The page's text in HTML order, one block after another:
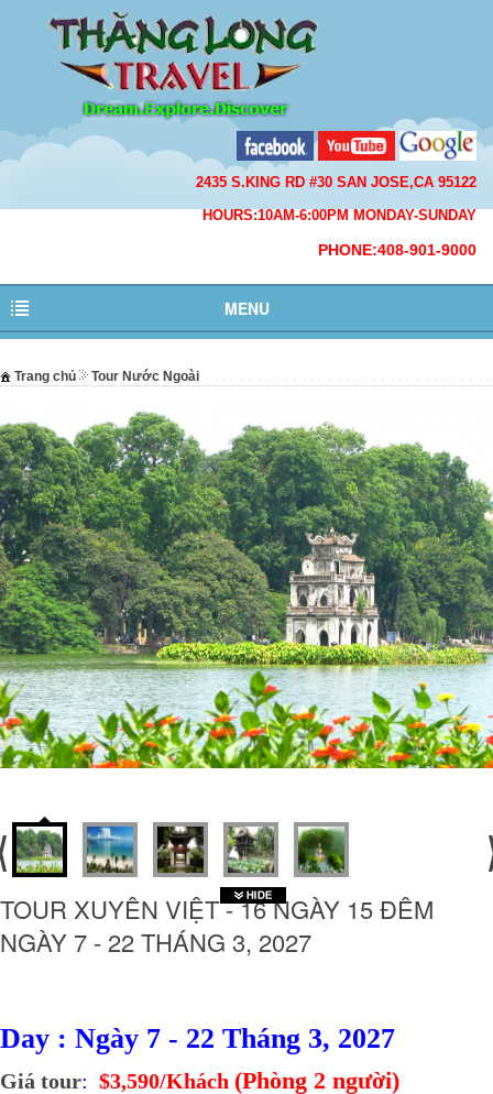
2435 S.KING RD #30 SAN JOSE,CA 95122
HOURS:10AM-6:00PM MONDAY-SUNDAY
PHONE:408-901-9000
MENU
Trang chủ Tour Nước Ngoài
TOUR XUYÊN VIỆT - 16 NGÀY 15 ĐÊM
NGÀY 7 - 22 THÁNG 3, 2027
Day : Ngày 7 - 22 Tháng 3, 2027
Giá tour: $3,590/Khách (Phòng 2 người)